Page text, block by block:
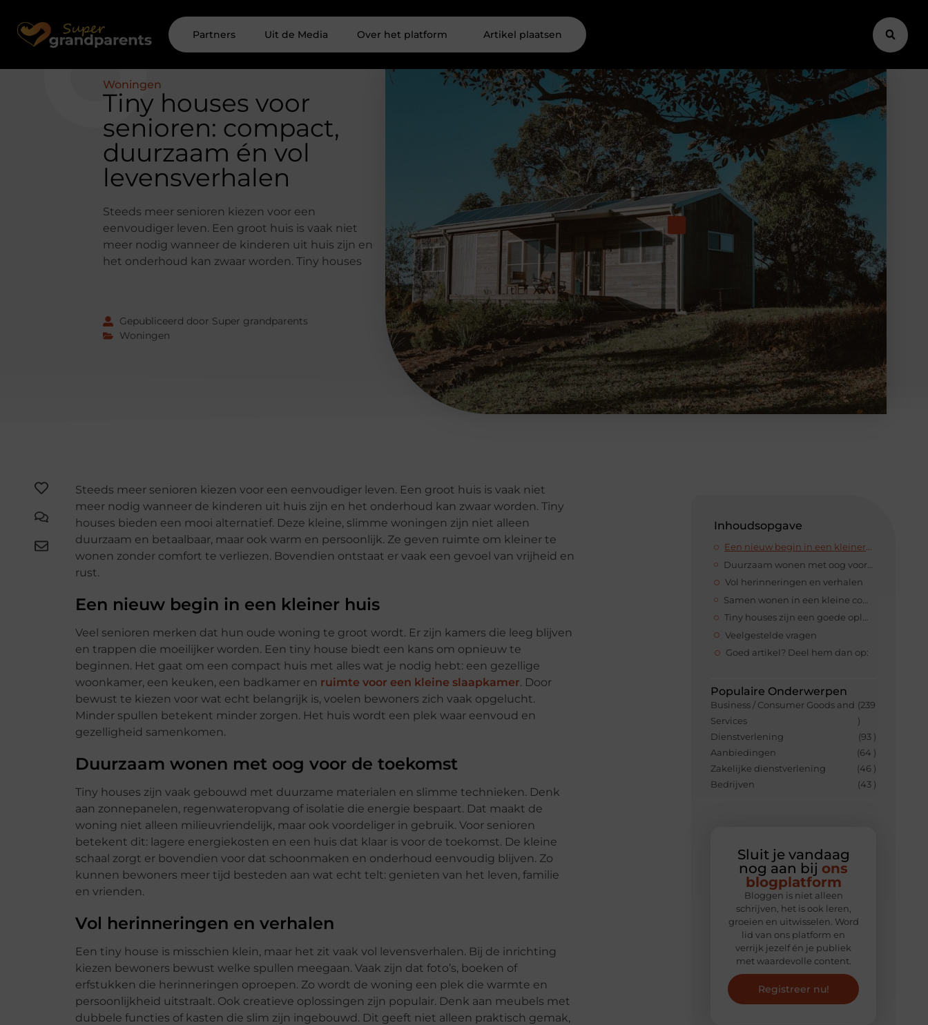
Partners Uit de Media Over het platform Artikel plaatsen
Woningen
Tiny houses voor
senioren: compact,
duurzaam én vol
levensverhalen
Steeds meer senioren kiezen voor een
eenvoudiger leven. Een groot huis is vaak niet
meer nodig wanneer de kinderen uit huis zijn en
het onderhoud kan zwaar worden. Tiny houses
Gepubliceerd door Super grandparents
Woningen
Inhoudsopgave
Een nieuw begin in een kleiner huis
Duurzaam wonen met oog voor de toekomst
Vol herinneringen en verhalen
Tiny houses zijn een goede oplossing
Veelgestelde vragen
Goed artikel? Deel hem dan op:
Populaire Onderwerpen
Business / Consumer Goods and
Services
(239
)
Dienstverlening
(93 )
Aanbiedingen
(64 )
Zakelijke dienstverlening
(46 )
Bedrijven
(43 )
Sluit je vandaag
nog aan bij ons
blogplatform
Bloggen is niet alleen
schrijven, het is ook leren,
groeien en uitwisselen. Word
lid van ons platform en
verrijk jezelf én je publiek
met waardevolle content.
Registreer nu!
Steeds meer senioren kiezen voor een eenvoudiger leven. Een groot huis is vaak niet
meer nodig wanneer de kinderen uit huis zijn en het onderhoud kan zwaar worden. Tiny
houses bieden een mooi alternatief. Deze kleine, slimme woningen zijn niet alleen
duurzaam en betaalbaar, maar ook warm en persoonlijk. Ze geven ruimte om kleiner te
wonen zonder comfort te verliezen. Bovendien ontstaat er vaak een gevoel van vrijheid en
rust.
Een nieuw begin in een kleiner huis
Veel senioren merken dat hun oude woning te groot wordt. Er zijn kamers die leeg blijven
en trappen die moeilijker worden. Een tiny house biedt een kans om opnieuw te
beginnen. Het gaat om een compact huis met alles wat je nodig hebt: een gezellige
woonkamer, een keuken, een badkamer en ruimte voor een kleine slaapkamer. Door
bewust te kiezen voor wat echt belangrijk is, voelen bewoners zich vaak opgelucht.
Minder spullen betekent minder zorgen. Het huis wordt een plek waar eenvoud en
gezelligheid samenkomen.
Duurzaam wonen met oog voor de toekomst
Tiny houses zijn vaak gebouwd met duurzame materialen en slimme technieken. Denk
aan zonnepanelen, regenwateropvang of isolatie die energie bespaart. Dat maakt de
woning niet alleen milieuvriendelijk, maar ook voordeliger in gebruik. Voor senioren
betekent dit: lagere energiekosten en een huis dat klaar is voor de toekomst. De kleine
schaal zorgt er bovendien voor dat schoonmaken en onderhoud eenvoudig blijven. Zo
kunnen bewoners meer tijd besteden aan wat echt telt: genieten van het leven, familie
en vrienden.
Vol herinneringen en verhalen
Een tiny house is misschien klein, maar het zit vaak vol levensverhalen. Bij de inrichting
kiezen bewoners bewust welke spullen meegaan. Vaak zijn dat foto’s, boeken of
erfstukken die herinneringen oproepen. Zo wordt de woning een plek die warmte en
persoonlijkheid uitstraalt. Ook creatieve oplossingen zijn populair. Denk aan meubels met
dubbele functies of kasten die slim zijn ingebouwd. Dit geeft niet alleen praktisch gemak,